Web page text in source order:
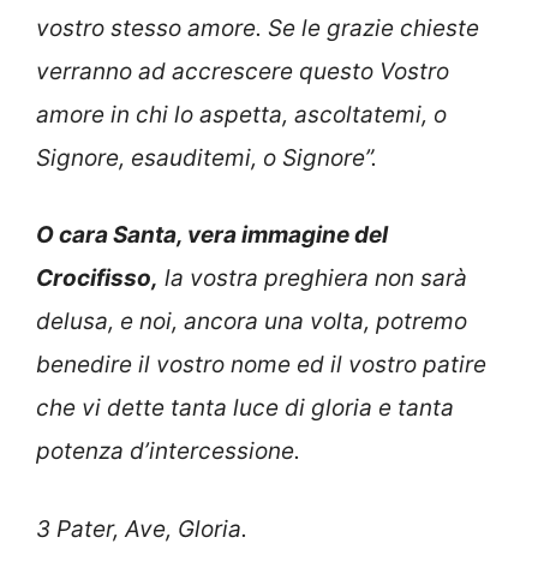
vostro stesso amore. Se le grazie chieste
verranno ad accrescere questo Vostro
amore in chi lo aspetta, ascoltatemi, o
Signore, esauditemi, o Signore”.
O cara Santa, vera immagine del
Crocifisso, la vostra preghiera non sarà
delusa, e noi, ancora una volta, potremo
benedire il vostro nome ed il vostro patire
che vi dette tanta luce di gloria e tanta
potenza d’intercessione.
3 Pater, Ave, Gloria.